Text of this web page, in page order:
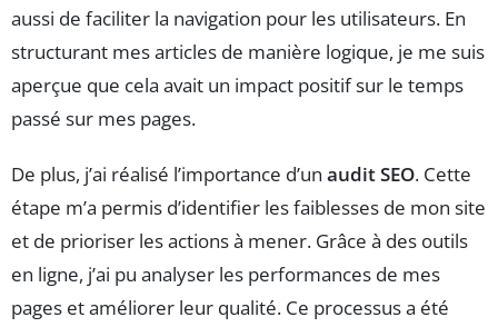
aussi de faciliter la navigation pour les utilisateurs. En
structurant mes articles de manière logique, je me suis
aperçue que cela avait un impact positif sur le temps
passé sur mes pages.
De plus, j’ai réalisé l’importance d’un audit SEO. Cette
étape m’a permis d’identifier les faiblesses de mon site
et de prioriser les actions à mener. Grâce à des outils
en ligne, j’ai pu analyser les performances de mes
pages et améliorer leur qualité. Ce processus a été